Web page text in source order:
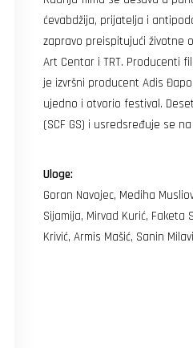
ćevabdžija, prijatelja i
zapravo preispitujući životne
Art Centar i TRT. Producenti
je izvršni producent Adis
ujedno i otvorio festival.
(SCF GS) i usredsređuje se
Uloge:
Goran Navojec, Mediha
Sijamija, Mirvad Kurić, Faketa
Krivić, Armis Mašić, Sanin